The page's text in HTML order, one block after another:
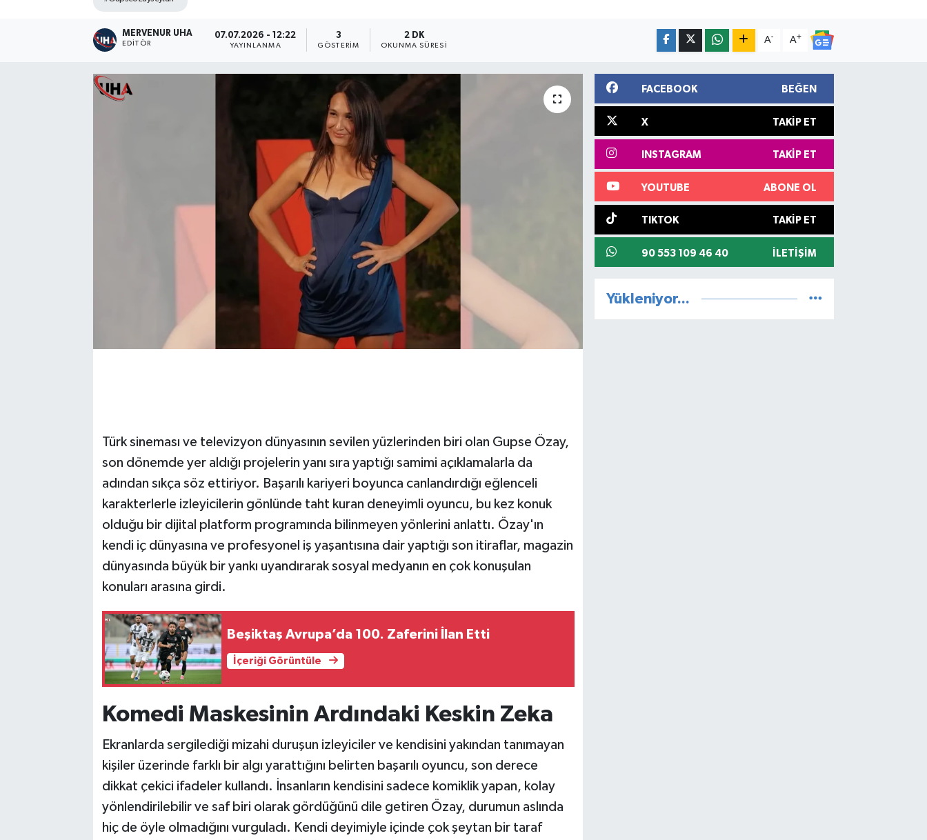
MERVENUR UHA
EDITÖR
07.07.2026 - 12:22
YAYINLANMA
3
GÖSTERIM
2 DK
OKUNMA SÜRESI
A- A+
Türk sineması ve televizyon dünyasının sevilen yüzlerinden biri olan Gupse Özay,
son dönemde yer aldığı projelerin yanı sıra yaptığı samimi açıklamalarla da
adından sıkça söz ettiriyor. Başarılı kariyeri boyunca canlandırdığı eğlenceli
karakterlerle izleyicilerin gönlünde taht kuran deneyimli oyuncu, bu kez konuk
olduğu bir dijital platform programında bilinmeyen yönlerini anlattı. Özay'ın
kendi iç dünyasına ve profesyonel iş yaşantısına dair yaptığı son itiraflar, magazin
dünyasında büyük bir yankı uyandırarak sosyal medyanın en çok konuşulan
konuları arasına girdi.
Beşiktaş Avrupa’da 100. Zaferini İlan Etti
İçeriği Görüntüle
Komedi Maskesinin Ardındaki Keskin Zeka
Ekranlarda sergilediği mizahi duruşun izleyiciler ve kendisini yakından tanımayan
kişiler üzerinde farklı bir algı yarattığını belirten başarılı oyuncu, son derece
dikkat çekici ifadeler kullandı. İnsanların kendisini sadece komiklik yapan, kolay
yönlendirilebilir ve saf biri olarak gördüğünü dile getiren Özay, durumun aslında
hiç de öyle olmadığını vurguladı. Kendi deyimiyle içinde çok şeytan bir taraf
FACEBOOK BEĞEN
X TAKIP ET
INSTAGRAM TAKIP ET
YOUTUBE ABONE OL
TIKTOK TAKIP ET
90 553 109 46 40 İLETIŞIM
Yükleniyor...